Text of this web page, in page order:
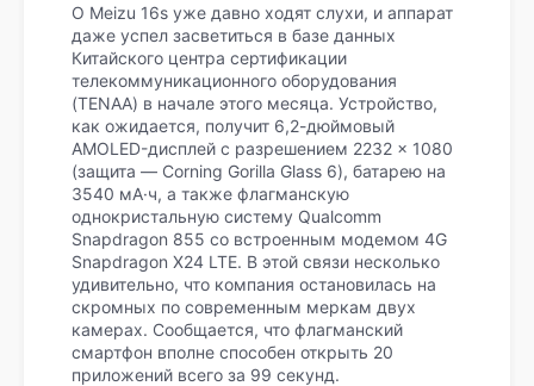
О Meizu 16s уже давно ходят слухи, и аппарат
даже успел засветиться в базе данных
Китайского центра сертификации
телекоммуникационного оборудования
(TENAA) в начале этого месяца. Устройство,
как ожидается, получит 6,2-дюймовый
AMOLED-дисплей с разрешением 2232 × 1080
(защита — Corning Gorilla Glass 6), батарею на
3540 мА·ч, а также флагманскую
однокристальную систему Qualcomm
Snapdragon 855 со встроенным модемом 4G
Snapdragon X24 LTE. В этой связи несколько
удивительно, что компания остановилась на
скромных по современным меркам двух
камерах. Сообщается, что флагманский
смартфон вполне способен открыть 20
приложений всего за 99 секунд.